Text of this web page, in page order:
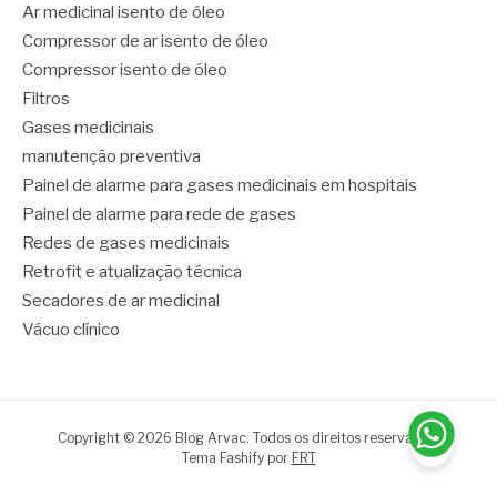
Ar medicinal isento de óleo
Compressor de ar isento de óleo
Compressor isento de óleo
Filtros
Gases medicinais
manutenção preventiva
Painel de alarme para gases medicinais em hospitais
Painel de alarme para rede de gases
Redes de gases medicinais
Retrofit e atualização técnica
Secadores de ar medicinal
Vácuo clínico
Copyright © 2026 Blog Arvac. Todos os direitos reservados.
Tema Fashify por FRT